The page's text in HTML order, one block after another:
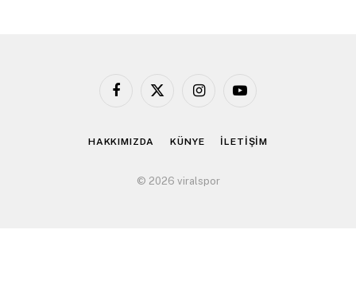
Facebook
X
InstagramYouTube
HAKKIMIZDA KÜNYE İLETİŞİM
© 2026 viralspor